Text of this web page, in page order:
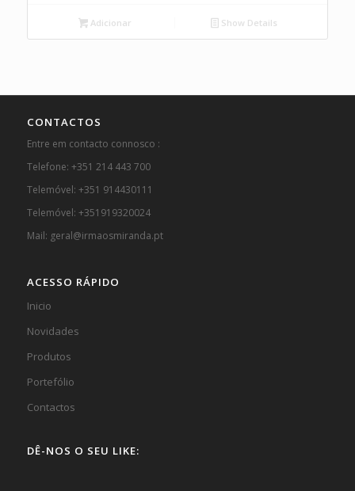
Adicionar Show Details
CONTACTOS
Entre em contacto connosco :
Telefone: +351 214 443 700
Telemóvel: +351 914430111
Telemóvel: +351919320024
Mail: geral@irmaosmiranda.pt
ACESSO RÁPIDO
Inicio
Novidades
Produtos
Portefólio
Contactos
DÊ-NOS O SEU LIKE: